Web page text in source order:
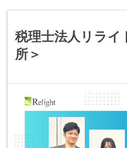
税理士法人リライ
所＞